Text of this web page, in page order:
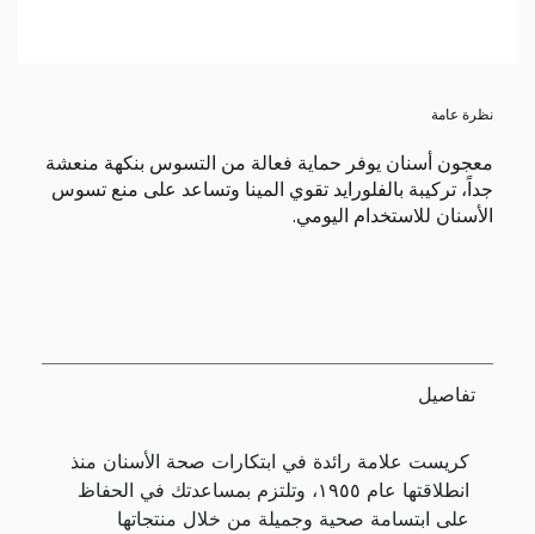
نظرة عامة
معجون أسنان يوفر حماية فعالة من التسوس بنكهة منعشة
جداً، تركيبة بالفلورايد تقوي المينا وتساعد على منع تسوس
الأسنان للاستخدام اليومي.
تفاصيل
كريست علامة رائدة في ابتكارات صحة الأسنان منذ
انطلاقتها عام ١٩٥٥، وتلتزم بمساعدتك في الحفاظ
على ابتسامة صحية وجميلة من خلال منتجاتها